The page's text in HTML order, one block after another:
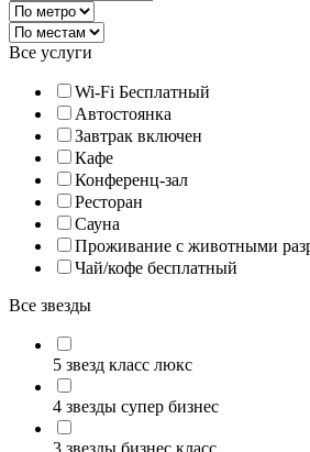
Все услуги
Wi-Fi Бесплатный
Автостоянка
Завтрак включен
Кафе
Конференц-зал
Ресторан
Сауна
Проживание с животными
Чай/кофе бесплатный
Все звезды
5 звезд класс люкс
4 звезды супер бизнес
3 звезды бизнес класс